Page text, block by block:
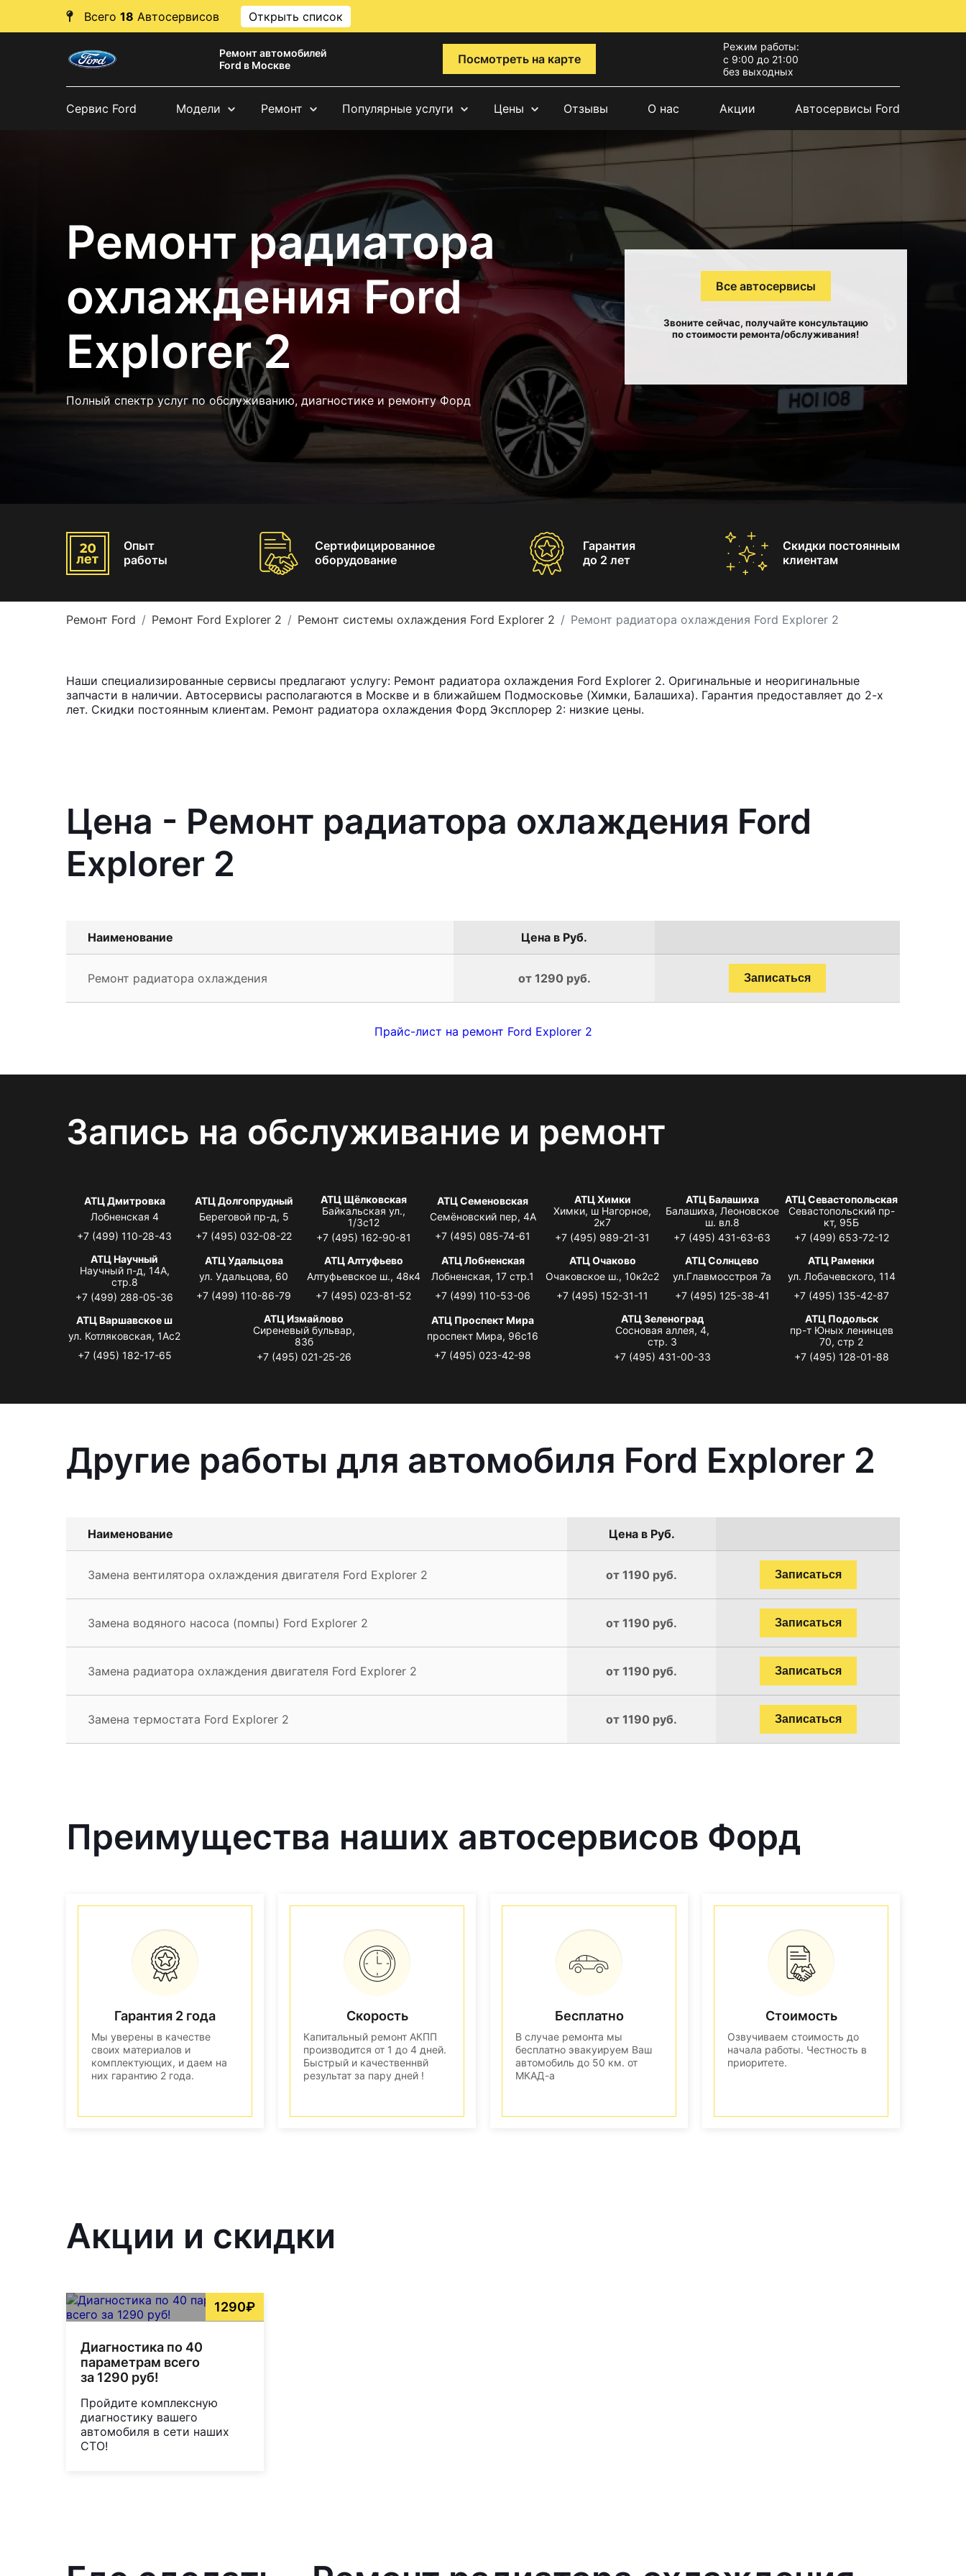
Всего 18 Автосервисов Открыть список
Ремонт автомобилей
Ford в Москве
Посмотреть на карте
Режим работы:
с 9:00 до 21:00
без выходных
Сервис Ford Модели Ремонт Популярные услуги Цены Отзывы О нас Акции Автосервисы Ford
Ремонт радиатора
охлаждения Ford
Explorer 2
Полный спектр услуг по обслуживанию, диагностике и ремонту Форд
Все автосервисы
Звоните сейчас, получайте консультацию
по стоимости ремонта/обслуживания!
Опыт
работы
Сертифицированное
оборудование
Гарантия
до 2 лет
Скидки постоянным
клиентам
Ремонт Ford Ремонт Ford Explorer 2 Ремонт системы охлаждения Ford Explorer 2 Ремонт радиатора охлаждения Ford Explorer 2
Наши специализированные сервисы предлагают услугу: Ремонт радиатора охлаждения Ford Explorer 2. Оригинальные и неоригинальные
запчасти в наличии. Автосервисы располагаются в Москве и в ближайшем Подмосковье (Химки, Балашиха). Гарантия предоставляет до 2-х
лет. Скидки постоянным клиентам. Ремонт радиатора охлаждения Форд Эксплорер 2: низкие цены.
Цена - Ремонт радиатора охлаждения Ford
Explorer 2
Наименование Цена в Руб.
Ремонт радиатора охлаждения от 1290 руб. Записаться
Прайс-лист на ремонт Ford Explorer 2
Запись на обслуживание и ремонт
АТЦ Дмитровка
Лобненская 4
+7 (499) 110-28-43
АТЦ Долгопрудный
Береговой пр-д, 5
+7 (495) 032-08-22
АТЦ Щёлковская
Байкальская ул.,
1/3с12
+7 (495) 162-90-81
АТЦ Семеновская
Семёновский пер, 4А
+7 (495) 085-74-61
АТЦ Химки
Химки, ш Нагорное,
2к7
+7 (495) 989-21-31
АТЦ Балашиха
Балашиха, Леоновское
ш. вл.8
+7 (495) 431-63-63
АТЦ Севастопольская
Севастопольский пр-
кт, 95Б
+7 (499) 653-72-12
АТЦ Научный
Научный п-д, 14А,
стр.8
+7 (499) 288-05-36
АТЦ Удальцова
ул. Удальцова, 60
+7 (499) 110-86-79
АТЦ Алтуфьево
Алтуфьевское ш., 48к4
+7 (495) 023-81-52
АТЦ Лобненская
Лобненская, 17 стр.1
+7 (499) 110-53-06
АТЦ Очаково
Очаковское ш., 10к2с2
+7 (495) 152-31-11
АТЦ Солнцево
ул.Главмосстроя 7а
+7 (495) 125-38-41
АТЦ Раменки
ул. Лобачевского, 114
+7 (495) 135-42-87
АТЦ Варшавское ш
ул. Котляковская, 1Ас2
+7 (495) 182-17-65
АТЦ Измайлово
Сиреневый бульвар,
83б
+7 (495) 021-25-26
АТЦ Проспект Мира
проспект Мира, 96с16
+7 (495) 023-42-98
АТЦ Зеленоград
Сосновая аллея, 4,
стр. 3
+7 (495) 431-00-33
АТЦ Подольск
пр-т Юных ленинцев
70, стр 2
+7 (495) 128-01-88
Другие работы для автомобиля Ford Explorer 2
Наименование Цена в Руб.
Замена вентилятора охлаждения двигателя Ford Explorer 2 от 1190 руб. Записаться
Замена водяного насоса (помпы) Ford Explorer 2 от 1190 руб. Записаться
Замена радиатора охлаждения двигателя Ford Explorer 2 от 1190 руб. Записаться
Замена термостата Ford Explorer 2 от 1190 руб. Записаться
Преимущества наших автосервисов Форд
Гарантия 2 года
Мы уверены в качестве
своих материалов и
комплектующих, и даем на
них гарантию 2 года.
Скорость
Капитальный ремонт АКПП
производится от 1 до 4 дней.
Быстрый и качественнвй
результат за пару дней !
Бесплатно
В случае ремонта мы
бесплатно эвакуируем Ваш
автомобиль до 50 км. от
МКАД-а
Стоимость
Озвучиваем стоимость до
начала работы. Честность в
приоритете.
Акции и скидки
1290₽
Диагностика по 40
параметрам всего
за 1290 руб!
Пройдите комплексную
диагностику вашего
автомобиля в сети наших
СТО!